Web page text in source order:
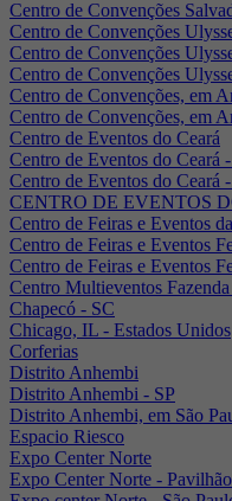
Centro de Convenções
Centro de Convenções
Centro de Convenções
Centro de Convenções
Centro de Convenções, em
Centro de Convenções, em
Centro de Eventos do Ceará
Centro de Eventos do Ceará
Centro de Eventos do Ceará
CENTRO DE EVENTOS
Centro de Feiras e Eventos
Centro de Feiras e Eventos
Centro de Feiras e Eventos
Centro Multieventos
Chapecó - SC
Chicago, IL - Estados Unidos
Corferias
Distrito Anhembi
Distrito Anhembi - SP
Distrito Anhembi, em São
Espacio Riesco
Expo Center Norte
Expo Center Norte -